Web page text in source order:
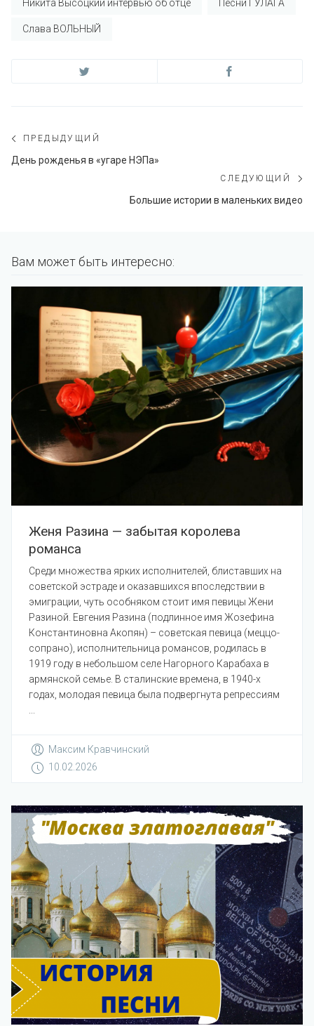
Никита Высоцкий интервью об отце Песни ГУЛАГА
Слава ВОЛЬНЫЙ
Навигация
по
ПРЕДЫДУЩИЙ
Предыдущий
День рожденья в «угаре НЭПа»
СЛЕДУЮЩИЙ
Большие истории в маленьких видео
Вам может быть интересно:
Женя Разина — забытая королева
романса
Среди множества ярких исполнителей, блиставших на
советской эстраде и оказавшихся впоследствии в
эмиграции, чуть особняком стоит имя певицы Жени
Разиной. Евгения Разина (подлинное имя Жозефина
Константиновна Акопян) – советская певица (меццо-
сопрано), исполнительница романсов, родилась в
1919 году в небольшом селе Нагорного Карабаха в
армянской семье. В сталинские времена, в 1940-х
годах, молодая певица была подвергнута репрессиям
Максим Кравчинский
10.02.2026